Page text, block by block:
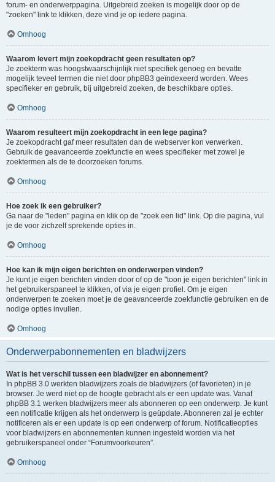
forum- en onderwerppagina. Uitgebreid zoeken is mogelijk door op de
"zoeken" link te klikken, deze vind je op iedere pagina.
Omhoog
Waarom levert mijn zoekopdracht geen resultaten op?
Je zoekterm was hoogstwaarschijnlijk niet specifiek genoeg en bevatte
mogelijk teveel termen die niet door phpBB3 geïndexeerd worden. Wees
specifieker en gebruik, bij uitgebreid zoeken, de beschikbare opties.
Omhoog
Waarom resulteert mijn zoekopdracht in een lege pagina?
Je zoekopdracht gaf meer resultaten dan de webserver kon verwerken.
Gebruik de geavanceerde zoekfunctie en wees specifieker met zowel je
zoektermen als de te doorzoeken forums.
Omhoog
Hoe zoek ik een gebruiker?
Ga naar de "leden" pagina en klik op de "zoek een lid" link. Op die pagina, vul
je de voor zichzelf sprekende opties in.
Omhoog
Hoe kan ik mijn eigen berichten en onderwerpen vinden?
Je kunt je eigen berichten vinden door of op de "toon je eigen berichten" link in
het gebruikerspaneel te klikken, of via je eigen profiel. Om je eigen
onderwerpen te zoeken moet je de geavanceerde zoekfunctie gebruiken en de
nodige opties invullen.
Omhoog
Onderwerpabonnementen en bladwijzers
Wat is het verschil tussen een bladwijzer en abonnement?
In phpBB 3.0 werkten bladwijzers zoals de bladwijzers (of favorieten) in je
browser. Je werd niet op de hoogte gebracht als er een update was. Vanaf
phpBB 3.1 werken bladwijzers meer als abonneren op een onderwerp. Je kunt
een notificatie krijgen als het onderwerp is geüpdate. Abonneren zal je echter
notificeren als er een update is op een onderwerp of forum. Notificatieopties
voor bladwijzers en abonnementen kunnen ingesteld worden via het
gebruikerspaneel onder “Forumvoorkeuren”.
Omhoog